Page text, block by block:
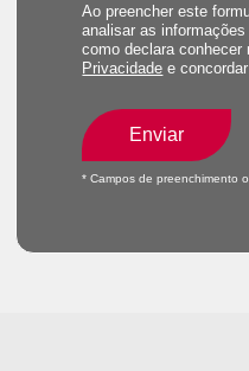
Ao preencher este
analisar as
como declara conhecer
Privacidade e
Enviar
* Campos de preenchimento